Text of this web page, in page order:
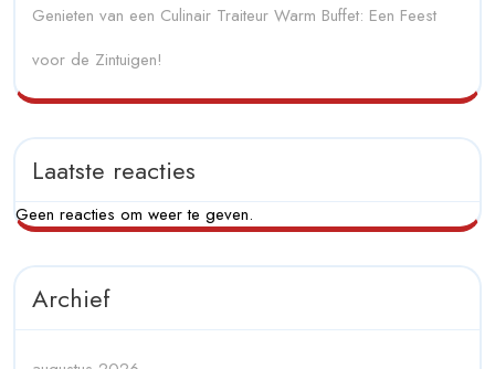
Genieten van een Culinair Traiteur Warm Buffet: Een Feest
voor de Zintuigen!
Laatste reacties
Geen reacties om weer te geven.
Archief